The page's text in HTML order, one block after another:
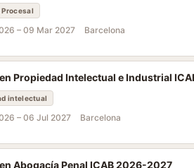
Procesal
– 09 Mar 2027 Barcelona
Propiedad Intelectual e Industrial
intelectual
– 06 Jul 2027 Barcelona
Abogacía Penal ICAB 2026-2027